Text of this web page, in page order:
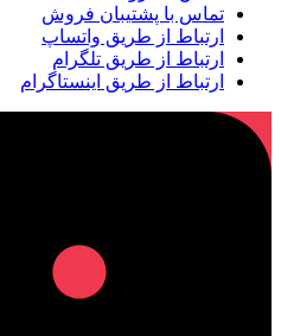
تماس با پشتیبان فروش
ارتباط از طریق واتساپ
ارتباط از طریق تلگرام
ارتباط از طریق اینستاگرام